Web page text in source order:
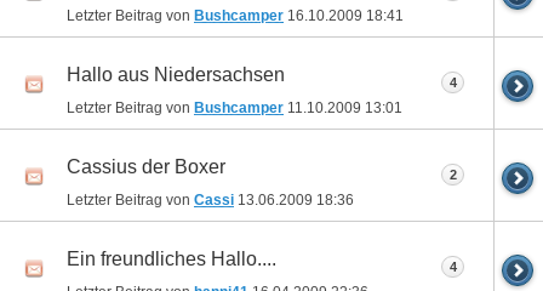
Letzter Beitrag von Bushcamper 16.10.2009 18:41
Hallo aus Niedersachsen
Letzter Beitrag von Bushcamper 11.10.2009 13:01
4
Cassius der Boxer
Letzter Beitrag von Cassi 13.06.2009 18:36
2
Ein freundliches Hallo.... 4